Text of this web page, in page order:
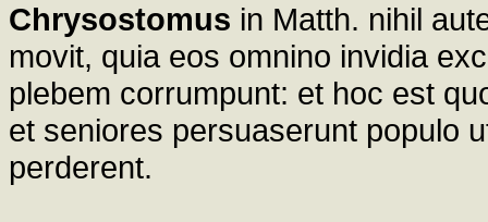
Chrysostomus in Matth. nihil
movit, quia eos omnino invidia
plebem corrumpunt: et hoc est
et seniores persuaserunt populo
perderent.